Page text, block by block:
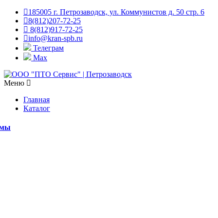
185005 г. Петрозаводск, ул. Коммунистов д. 50 стр. 6
8(812)207-72-25
8(812)917-72-25
info@kran-spb.ru
Телеграм
Max
Меню
Главная
Каталог